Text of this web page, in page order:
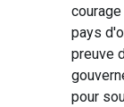
pays
preuve
pour